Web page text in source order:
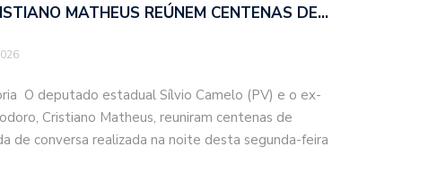
MATHEUS REÚNEM CENTENAS DE…
O deputado estadual Sílvio Camelo (PV) e o ex-
Cristiano Matheus, reuniram centenas de
de conversa realizada na noite desta segunda-feira